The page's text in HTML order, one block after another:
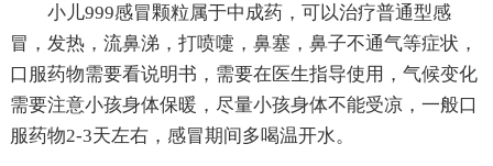
小儿999感冒颗粒属于中成药，可以治疗普通型感
冒，发热，流鼻涕，打喷嚏，鼻塞，鼻子不通气等症状，
口服药物需要看说明书，需要在医生指导使用，气候变化
需要注意小孩身体保暖，尽量小孩身体不能受凉，一般口
服药物2-3天左右，感冒期间多喝温开水。